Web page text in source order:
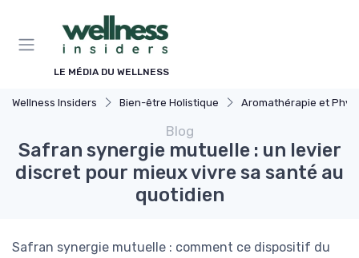
LE MÉDIA DU WELLNESS
Wellness Insiders Bien-être Holistique Aromathérapie et
Blog
Safran synergie mutuelle : un levier
discret pour mieux vivre sa santé au
quotidien
Safran synergie mutuelle : comment ce dispositif du